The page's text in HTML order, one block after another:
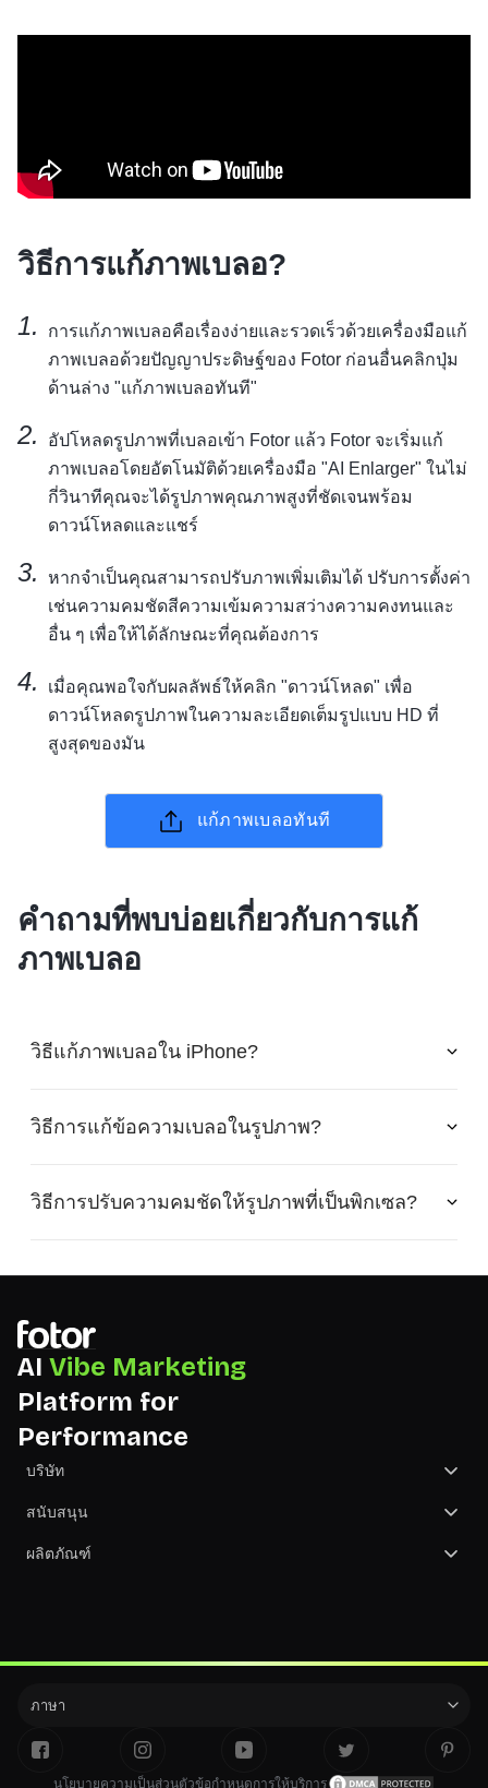
วิธีการแก้ภาพเบลอ?
การแก้ภาพเบลอคือเรื่องง่ายและรวดเร็วด้วยเครื่องมือแก้
ภาพเบลอด้วยปัญญาประดิษฐ์ของ Fotor ก่อนอื่นคลิกปุ่ม
ด้านล่าง "แก้ภาพเบลอทันที"
อัปโหลดรูปภาพที่เบลอเข้า Fotor แล้ว Fotor จะเริ่มแก้
ภาพเบลอโดยอัตโนมัติด้วยเครื่องมือ "AI Enlarger" ในไม่
กี่วินาทีคุณจะได้รูปภาพคุณภาพสูงที่ชัดเจนพร้อม
ดาวน์โหลดและแชร์
หากจำเป็นคุณสามารถปรับภาพเพิ่มเติมได้ ปรับการตั้งค่า
เช่นความคมชัดสีความเข้มความสว่างความคงทนและ
อื่น ๆ เพื่อให้ได้ลักษณะที่คุณต้องการ
เมื่อคุณพอใจกับผลลัพธ์ให้คลิก "ดาวน์โหลด" เพื่อ
ดาวน์โหลดรูปภาพในความละเอียดเต็มรูปแบบ HD ที่
สูงสุดของมัน
แก้ภาพเบลอทันที
คำถามที่พบบ่อยเกี่ยวกับการแก้
ภาพเบลอ
วิธีแก้ภาพเบลอใน iPhone?
วิธีการแก้ข้อความเบลอในรูปภาพ?
วิธีการปรับความคมชัดให้รูปภาพที่เป็นพิกเซล?
AI Vibe Marketing
Platform for
Performance
บริษัท
เกี่ยวกับเรา
ติดต่อเรา
สนับสนุน
ศูนย์ช่วยเหลือ
ผลิตภัณฑ์
ภาษา
นโยบายความเป็นส่วนตัวข้อกำหนดการให้บริการ